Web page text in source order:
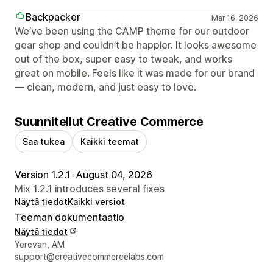
Backpacker
Mar 16, 2026
We’ve been using the CAMP theme for our outdoor
gear shop and couldn’t be happier. It looks awesome
out of the box, super easy to tweak, and works
great on mobile. Feels like it was made for our brand
— clean, modern, and just easy to love.
Suunnitellut Creative Commerce
Saa tukea Kaikki teemat
Version 1.2.1 •August 04, 2026
Mix 1.2.1 introduces several fixes
Näytä tiedotKaikki versiot
Teeman dokumentaatio
Näytä tiedot
Suunnittelijan yhteystiedot
Yerevan, AM
support@creativecommercelabs.com